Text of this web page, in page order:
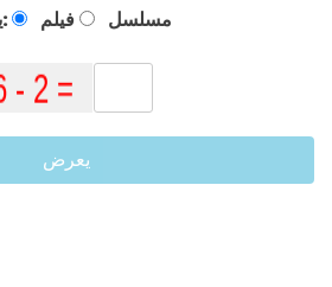
يكتب: فيلم مسلسل
يعرض